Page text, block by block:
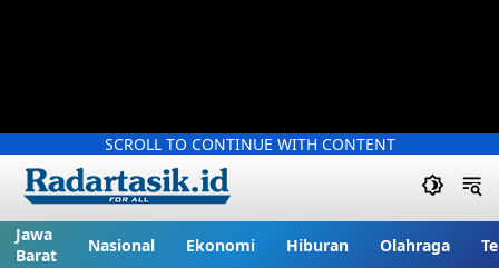
SCROLL TO CONTINUE WITH CONTENT
Jawa
Barat
Nasional Ekonomi Hiburan Olahraga